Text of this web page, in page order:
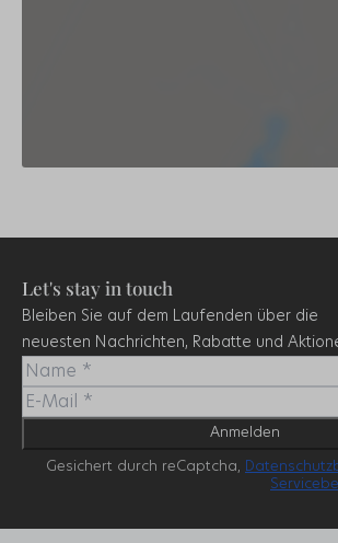
Let's stay in touch
Bleiben Sie auf dem Laufenden über die
neuesten Nachrichten, Rabatte und
Anmelden
Gesichert durch reCaptcha,